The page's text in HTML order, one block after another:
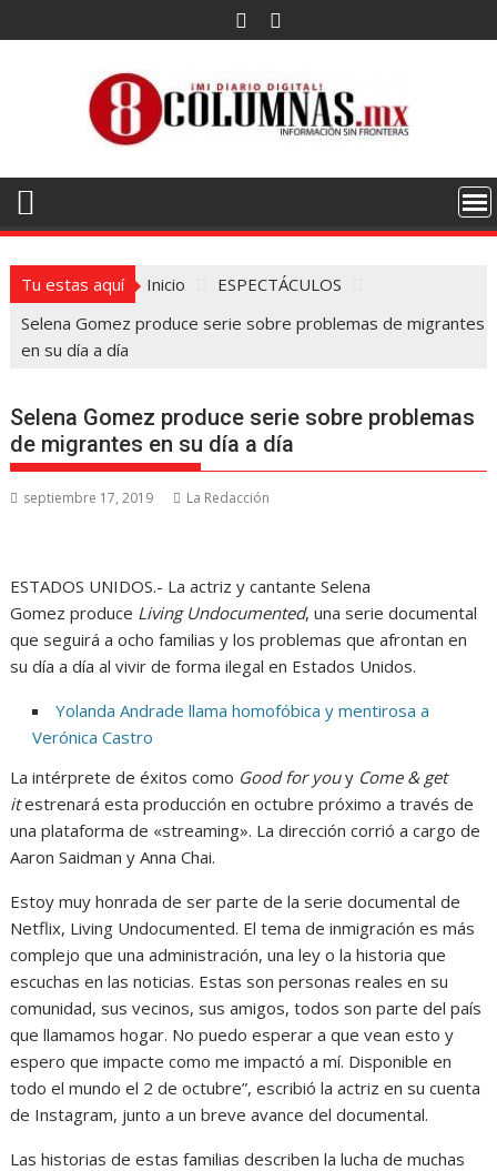
al
Tu estas aquí Inicio
ESPECTÁCULOS
Selena Gomez produce serie sobre problemas de migrantes
en su día a día
Selena Gomez produce serie sobre problemas
de migrantes en su día a día
septiembre 17, 2019 La Redacción
ESTADOS UNIDOS.- La actriz y cantante Selena
Gomez produce Living Undocumented, una serie documental
que seguirá a ocho familias y los problemas que afrontan en
su día a día al vivir de forma ilegal en Estados Unidos.
Yolanda Andrade llama homofóbica y mentirosa a
Verónica Castro
La intérprete de éxitos como Good for youy Come & get
itestrenará esta producción en octubre próximo a través de
una plataforma de «streaming». La dirección corrió a cargo de
Aaron Saidman y Anna Chai.
Estoy muy honrada de ser parte de la serie documental de
Netflix, Living Undocumented. El tema de inmigración es más
complejo que una administración, una ley o la historia que
escuchas en las noticias. Estas son personas reales en su
comunidad, sus vecinos, sus amigos, todos son parte del país
que llamamos hogar. No puedo esperar a que vean esto y
espero que impacte como me impactó a mí. Disponible en
todo el mundo el 2 de octubre”, escribió la actriz en su cuenta
de Instagram, junto a un breve avance del documental.
Las historias de estas familias describen la lucha de muchas